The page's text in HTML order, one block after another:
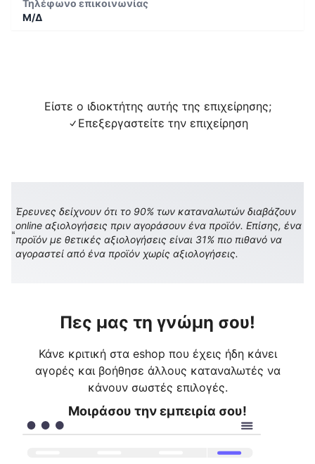
Τηλέφωνο επικοινωνίας
Μ/Δ
Είστε ο ιδιοκτήτης αυτής της επιχείρησης;
Επεξεργαστείτε την επιχείρηση
Έρευνες δείχνουν ότι το 90% των καταναλωτών διαβάζουν
online αξιολογήσεις πριν αγοράσουν ένα προϊόν. Επίσης, ένα
προϊόν με θετικές αξιολογήσεις είναι 31% πιο πιθανό να
αγοραστεί από ένα προϊόν χωρίς αξιολογήσεις.
Πες μας τη γνώμη σου!
Κάνε κριτική στα eshop που έχεις ήδη κάνει
αγορές και βοήθησε άλλους καταναλωτές να
κάνουν σωστές επιλογές.
Μοιράσου την εμπειρία σου!